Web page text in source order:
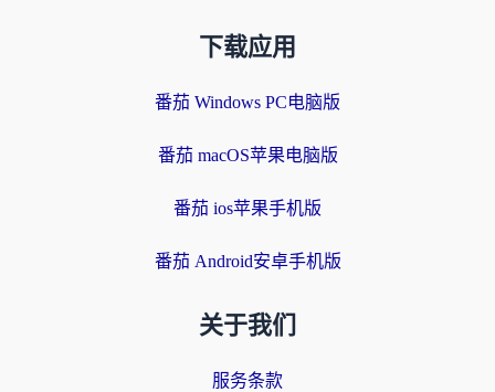
下载应用
番茄 Windows PC电脑版
番茄 macOS苹果电脑版
番茄 ios苹果手机版
番茄 Android安卓手机版
关于我们
服务条款